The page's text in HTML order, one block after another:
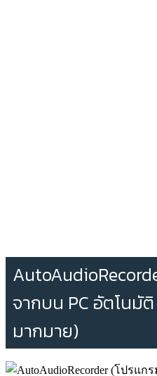
จากบน PC อัตโนมัติ
มากมาย)